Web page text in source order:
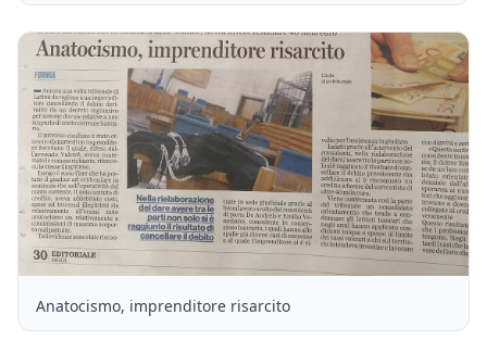
Anatocismo, imprenditore risarcito